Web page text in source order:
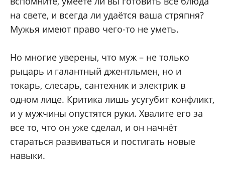
на свете, и всегда ли удаётся ваша стряпня?
Мужья имеют право чего-то не уметь.
Но многие уверены, что муж – не только
рыцарь и галантный джентльмен, но и
токарь, слесарь, сантехник и электрик в
одном лице. Критика лишь усугубит конфликт,
и у мужчины опустятся руки. Хвалите его за
все то, что он уже сделал, и он начнёт
стараться развиваться и постигать новые
навыки.